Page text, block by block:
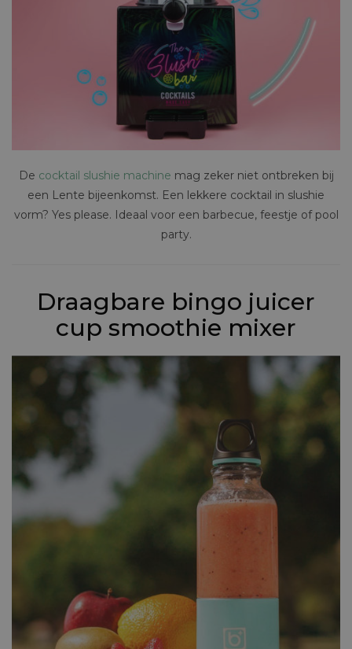
De cocktail slushie machine mag zeker niet ontbreken bij
een Lente bijeenkomst. Een lekkere cocktail in slushie
vorm? Yes please. Ideaal voor een barbecue, feestje of pool
party.
Draagbare bingo juicer
cup smoothie mixer